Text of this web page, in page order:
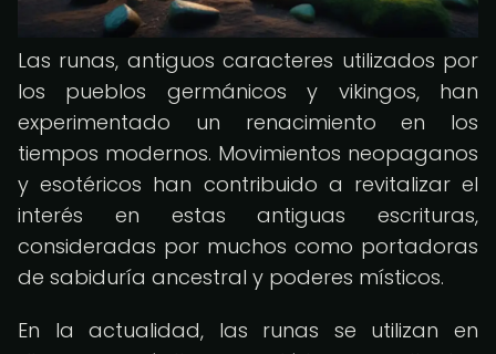
Las runas, antiguos caracteres utilizados por
los pueblos germánicos y vikingos, han
experimentado un renacimiento en los
tiempos modernos. Movimientos neopaganos
y esotéricos han contribuido a revitalizar el
interés en estas antiguas escrituras,
consideradas por muchos como portadoras
de sabiduría ancestral y poderes místicos.
En la actualidad, las runas se utilizan en